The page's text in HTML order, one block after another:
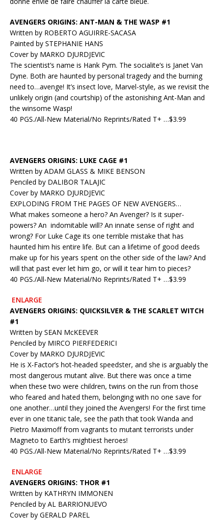
AVENGERS ORIGINS: ANT-MAN & THE WASP #1
Written by ROBERTO AGUIRRE-SACASA
Painted by STEPHANIE HANS
Cover by MARKO DJURDJEVIC
The scientist’s name is Hank Pym. The socialite’s is Janet Van
Dyne. Both are haunted by personal tragedy and the burning
need to…avenge! It’s insect love, Marvel-style, as we revisit the
unlikely origin (and courtship) of the astonishing Ant-Man and
the winsome Wasp!
40 PGS./All-New Material/No Reprints/Rated T+ …$3.99
AVENGERS ORIGINS: LUKE CAGE #1
Written by ADAM GLASS & MIKE BENSON
Penciled by DALIBOR TALAJIC
Cover by MARKO DJURDJEVIC
EXPLODING FROM THE PAGES OF NEW AVENGERS…
What makes someone a hero? An Avenger? Is it super-
powers? An indomitable will? An innate sense of right and
wrong? For Luke Cage its one terrible mistake that has
haunted him his entire life. But can a lifetime of good deeds
make up for his years spent on the other side of the law? And
will that past ever let him go, or will it tear him to pieces?
40 PGS./All-New Material/No Reprints/Rated T+ …$3.99
ENLARGE
AVENGERS ORIGINS: QUICKSILVER & THE SCARLET WITCH
#1
Written by SEAN McKEEVER
Penciled by MIRCO PIERFEDERICI
Cover by MARKO DJURDJEVIC
He is X-Factor’s hot-headed speedster, and she is arguably the
most dangerous mutant alive. But there was once a time
when these two were children, twins on the run from those
who feared and hated them, belonging with no one save for
one another…until they joined the Avengers! For the first time
ever in one titanic tale, see the path that took Wanda and
Pietro Maximoff from vagrants to mutant terrorists under
Magneto to Earth’s mightiest heroes!
40 PGS./All-New Material/No Reprints/Rated T+ …$3.99
ENLARGE
AVENGERS ORIGINS: THOR #1
Written by KATHRYN IMMONEN
Penciled by AL BARRIONUEVO
Cover by GERALD PAREL